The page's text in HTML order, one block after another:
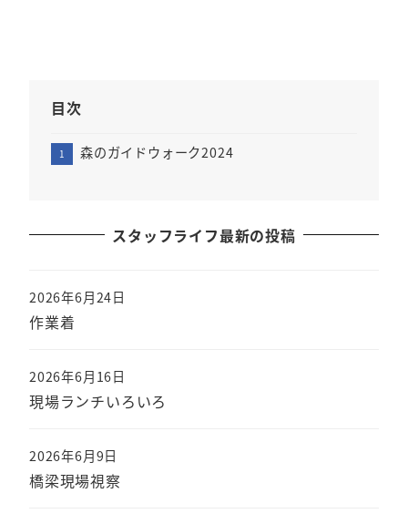
目次
森のガイドウォーク2024
スタッフライフ最新の投稿
作業着
2026年6月24日
現場ランチいろいろ
2026年6月16日
橋梁現場視察
2026年6月9日